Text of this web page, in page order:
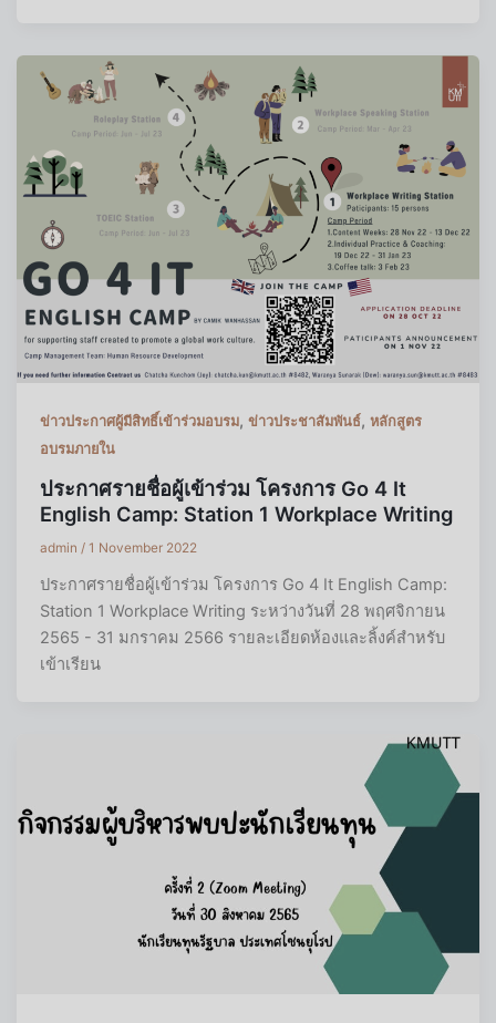
ข่าวประกาศผู้มีสิทธิ์เข้าร่วมอบรม,ข่าวประชาสัมพันธ์,หลักสูตร
อบรมภายใน
ประกาศรายชื่อผู้เข้าร่วม โครงการ Go 4 It
English Camp: Station 1 Workplace Writing
admin /1 November 2022
ประกาศรายชื่อผู้เข้าร่วม โครงการ Go 4 It English Camp:
Station 1 Workplace Writing ระหว่างวันที่ 28 พฤศจิกายน
2565 - 31 มกราคม 2566 รายละเอียดห้องและลิ้งค์สำหรับ
เข้าเรียน